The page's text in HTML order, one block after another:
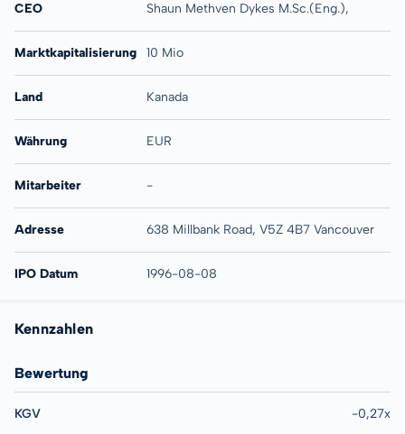
CEO Shaun Methven Dykes M.Sc.(Eng.),
Marktkapitalisierung 10 Mio
Land Kanada
Währung EUR
Mitarbeiter -
Adresse 638 Millbank Road, V5Z 4B7 Vancouver
IPO Datum 1996-08-08
Kennzahlen
Bewertung
KGV -0,27x